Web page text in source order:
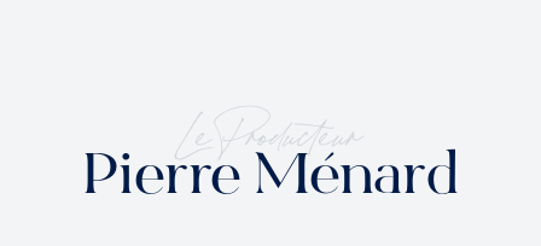
Le Producteur
Pierre Ménard